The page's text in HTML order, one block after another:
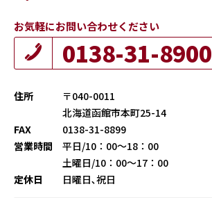
お気軽にお問い合わせください
0138-31-8900
住所
〒040-0011
北海道函館市本町25-14
FAX
0138-31-8899
営業時間
平日/10：00～18：00
土曜日/10：00～17：00
定休日
日曜日､祝日